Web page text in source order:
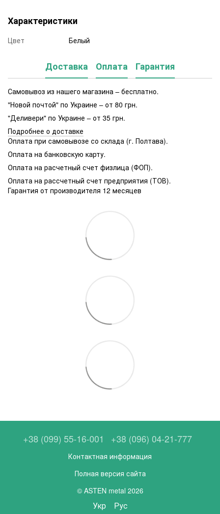
Характеристики
Цвет Белый
Доставка Оплата Гарантия
Самовывоз из нашего магазина – бесплатно.
"Новой почтой" по Украине – от 80 грн.
"Деливери" по Украине – от 35 грн.
Подробнее о доставке
Оплата при самовывозе со склада (г. Полтава).
Оплата на банковскую карту.
Оплата на расчетный счет физлица (ФОП).
Оплата на рассчетный счет предприятия (ТОВ).
Гарантия от производителя 12 месяцев
+38 (099) 55-16-001 +38 (096) 04-21-777
Контактная информация
Полная версия сайта
© ASTEN metal 2026
Укр Рус